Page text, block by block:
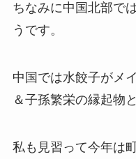
ちなみに中国北部で
うです。
中国では水餃子がメ
＆子孫繁栄の縁起物
私も見習って今年は